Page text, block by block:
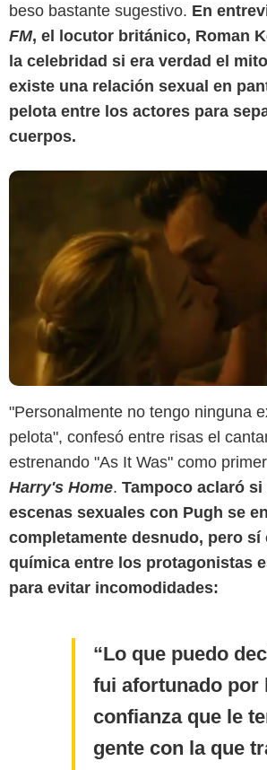
beso bastante sugestivo. En
FM, el locutor británico, Roman
la celebridad si era verdad el
existe una relación sexual en
pelota entre los actores para
cuerpos.
"Personalmente no tengo ninguna
pelota", confesó entre risas el
estrenando "As It Was" como
Harry's Home. Tampoco aclaró
escenas sexuales con Pugh se
completamente desnudo, pero sí
química entre los protagonistas
para evitar incomodidades:
Lo que puedo
fui afortunado por
confianza que le
gente con la que